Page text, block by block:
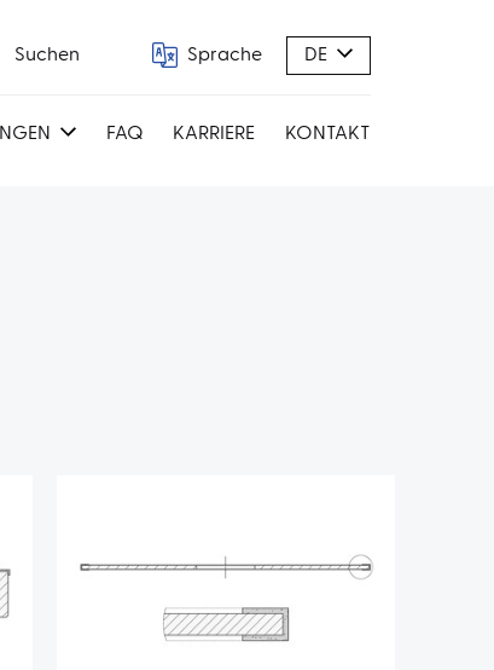
Suchen Sprache DE
FAQ KARRIERE KONTAKT